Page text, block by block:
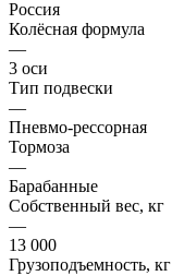
Россия
Колёсная формула
—
3 оси
Тип подвески
—
Пневмо-рессорная
Тормоза
—
Барабанные
Собственный вес, кг
—
13 000
Грузоподъемность, кг